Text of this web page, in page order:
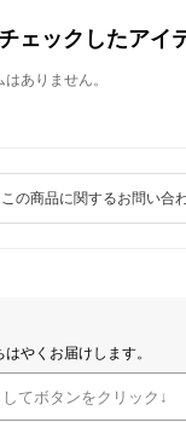
ェックしたアイ
ありません。
この商品に関するお問い合
やくお届けします。